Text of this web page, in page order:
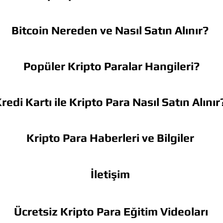
Bitcoin Nereden ve Nasıl Satın Alınır?
Popüler Kripto Paralar Hangileri?
Kartı ile Kripto Para Nasıl Satın
Kripto Para Haberleri ve Bilgiler
İletişim
Ücretsiz Kripto Para Eğitim Videoları